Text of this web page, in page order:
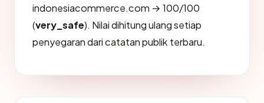
indonesiacommerce.com → 100/100
(very_safe). Nilai dihitung ulang setiap
penyegaran dari catatan publik terbaru.